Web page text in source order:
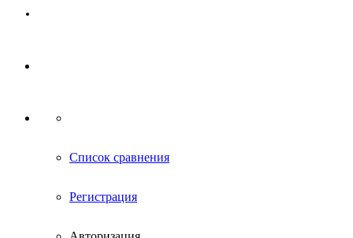
Список сравнения
Регистрация